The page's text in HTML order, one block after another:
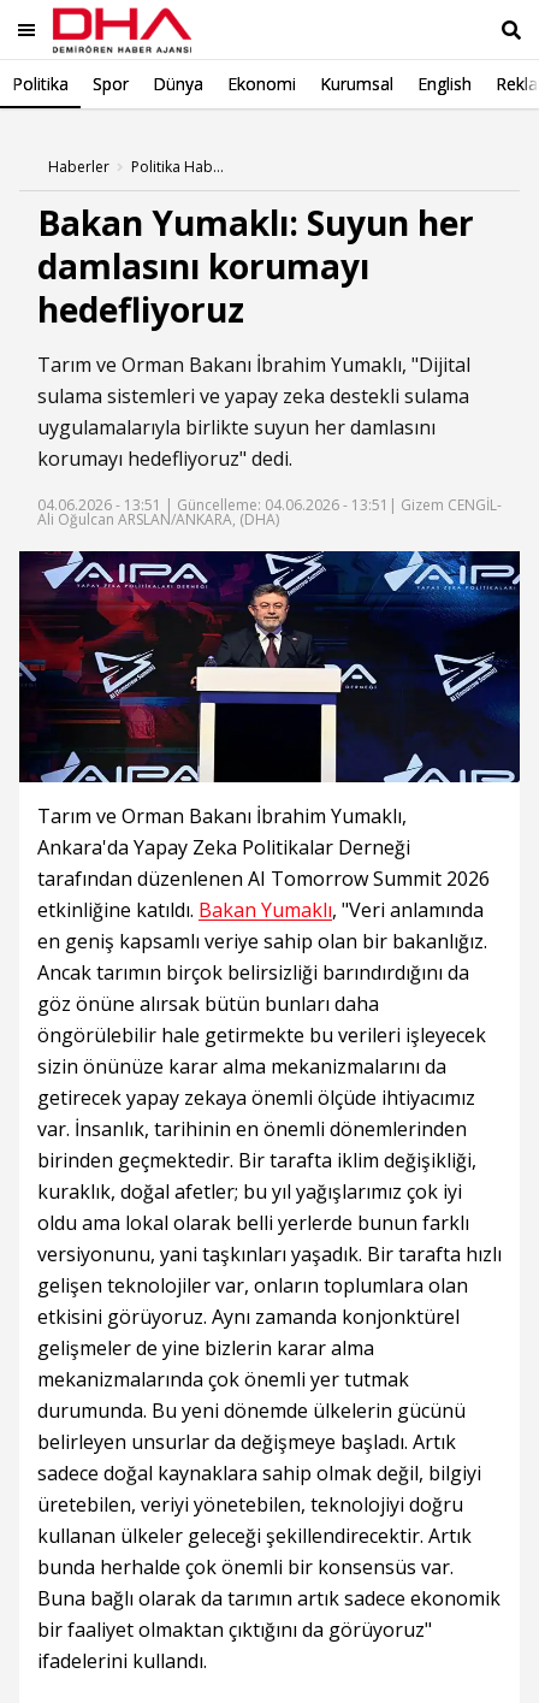
Politika Spor Dünya Ekonomi Kurumsal English
Haberler Politika Haberleri
Bakan Yumaklı: Suyun her
damlasını korumayı
hedefliyoruz
Tarım ve Orman Bakanı İbrahim Yumaklı, "Dijital
sulama sistemleri ve yapay zeka destekli sulama
uygulamalarıyla birlikte suyun her damlasını
korumayı hedefliyoruz" dedi.
04.06.2026 - 13:51 | Güncelleme: 04.06.2026 - 13:51 | Gizem CENGİL-
Ali Oğulcan ARSLAN/ANKARA, (DHA)
Tarım ve Orman Bakanı İbrahim Yumaklı,
Ankara'da Yapay Zeka Politikalar Derneği
tarafından düzenlenen AI Tomorrow Summit 2026
etkinliğine katıldı. Bakan Yumaklı, "Veri anlamında
en geniş kapsamlı veriye sahip olan bir bakanlığız.
Ancak tarımın birçok belirsizliği barındırdığını da
göz önüne alırsak bütün bunları daha
öngörülebilir hale getirmekte bu verileri işleyecek
sizin önünüze karar alma mekanizmalarını da
getirecek yapay zekaya önemli ölçüde ihtiyacımız
var. İnsanlık, tarihinin en önemli dönemlerinden
birinden geçmektedir. Bir tarafta iklim değişikliği,
kuraklık, doğal afetler; bu yıl yağışlarımız çok iyi
oldu ama lokal olarak belli yerlerde bunun farklı
versiyonunu, yani taşkınları yaşadık. Bir tarafta hızlı
gelişen teknolojiler var, onların toplumlara olan
etkisini görüyoruz. Aynı zamanda konjonktürel
gelişmeler de yine bizlerin karar alma
mekanizmalarında çok önemli yer tutmak
durumunda. Bu yeni dönemde ülkelerin gücünü
belirleyen unsurlar da değişmeye başladı. Artık
sadece doğal kaynaklara sahip olmak değil, bilgiyi
üretebilen, veriyi yönetebilen, teknolojiyi doğru
kullanan ülkeler geleceği şekillendirecektir. Artık
bunda herhalde çok önemli bir konsensüs var.
Buna bağlı olarak da tarımın artık sadece ekonomik
bir faaliyet olmaktan çıktığını da görüyoruz"
ifadelerini kullandı.